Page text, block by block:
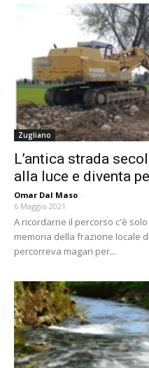
Zugliano
L’antica strada
alla luce e diventa
Omar Dal Maso -
6 Maggio 2021
A ricordarne il percorso c'è
memoria della frazione locale
percorreva magari per...